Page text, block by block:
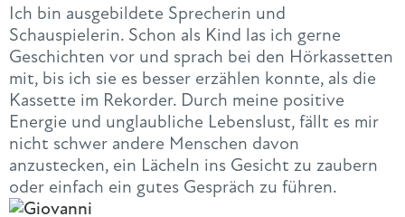
Ich bin ausgebildete Sprecherin und
Schauspielerin. Schon als Kind las ich gerne
Geschichten vor und sprach bei den Hörkassetten
mit, bis ich sie es besser erzählen konnte, als die
Kassette im Rekorder. Durch meine positive
Energie und unglaubliche Lebenslust, fällt es mir
nicht schwer andere Menschen davon
anzustecken, ein Lächeln ins Gesicht zu zaubern
oder einfach ein gutes Gespräch zu führen.